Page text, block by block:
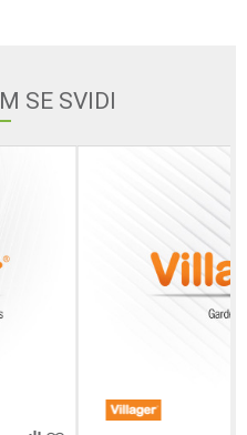
SE SVIDI